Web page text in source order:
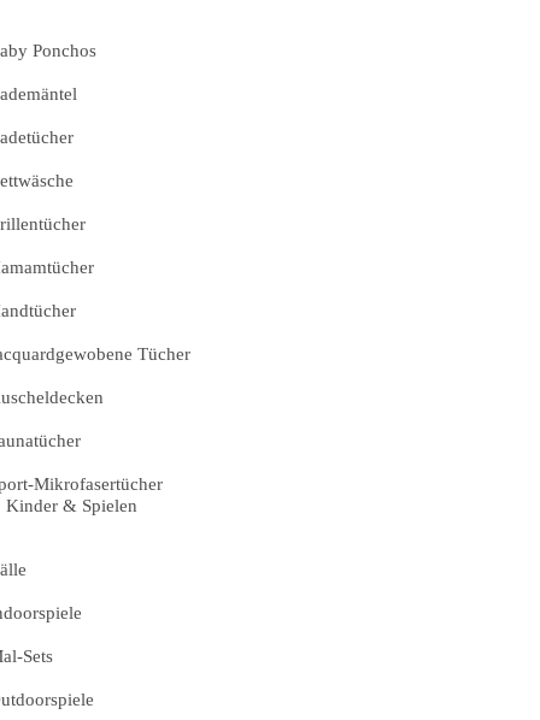
Ponchos
Tücher
Mikrofasertücher
Kinder & Spielen
Sets